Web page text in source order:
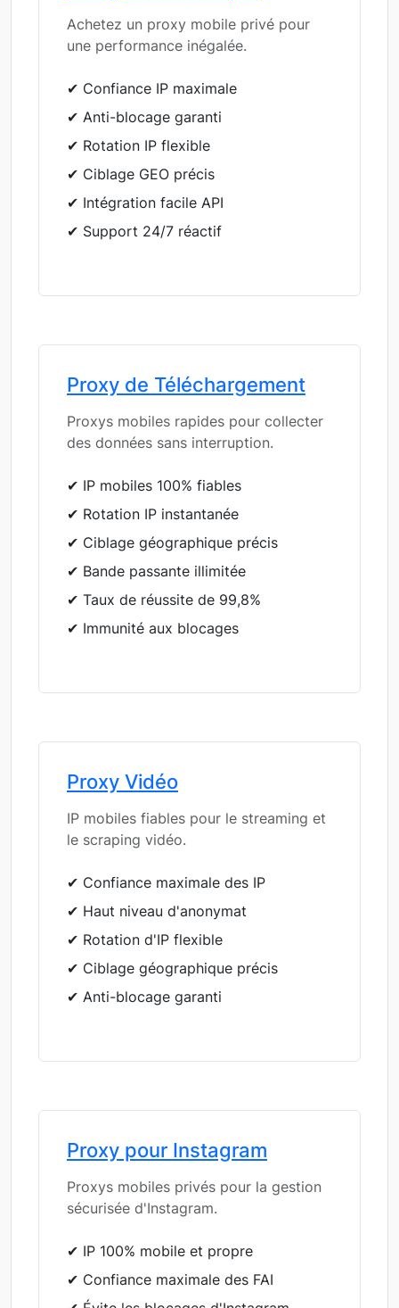
Achetez un proxy mobile privé pour
une performance inégalée.
✔ Confiance IP maximale
✔ Anti-blocage garanti
✔ Rotation IP flexible
✔ Ciblage GEO précis
✔ Intégration facile API
✔ Support 24/7 réactif
Proxy de Téléchargement
Proxys mobiles rapides pour collecter
des données sans interruption.
✔ IP mobiles 100% fiables
✔ Rotation IP instantanée
✔ Ciblage géographique précis
✔ Bande passante illimitée
✔ Taux de réussite de 99,8%
✔ Immunité aux blocages
Proxy Vidéo
IP mobiles fiables pour le streaming et
le scraping vidéo.
✔ Confiance maximale des IP
✔ Haut niveau d'anonymat
✔ Rotation d'IP flexible
✔ Ciblage géographique précis
✔ Anti-blocage garanti
Proxy pour Instagram
Proxys mobiles privés pour la gestion
sécurisée d'Instagram.
✔ IP 100% mobile et propre
✔ Confiance maximale des FAI